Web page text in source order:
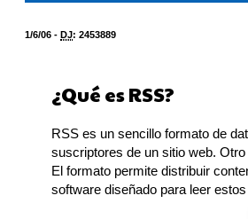
1/6/06 - DJ: 2453889
¿Qué es RSS?
RSS es un sencillo formato de
suscriptores de un sitio web.
El formato permite distribuir
software diseñado para leer